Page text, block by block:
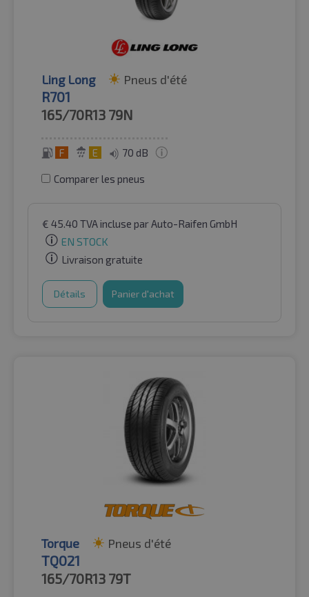
Ling Long Pneus d'été
R701
165/70R13 79N
F E 70 dB
Comparer les pneus
€ 45.40 TVA incluse par Auto-Raifen GmbH
EN STOCK
Livraison gratuite
Détails Panier d'achat
Torque Pneus d'été
TQ021
165/70R13 79T